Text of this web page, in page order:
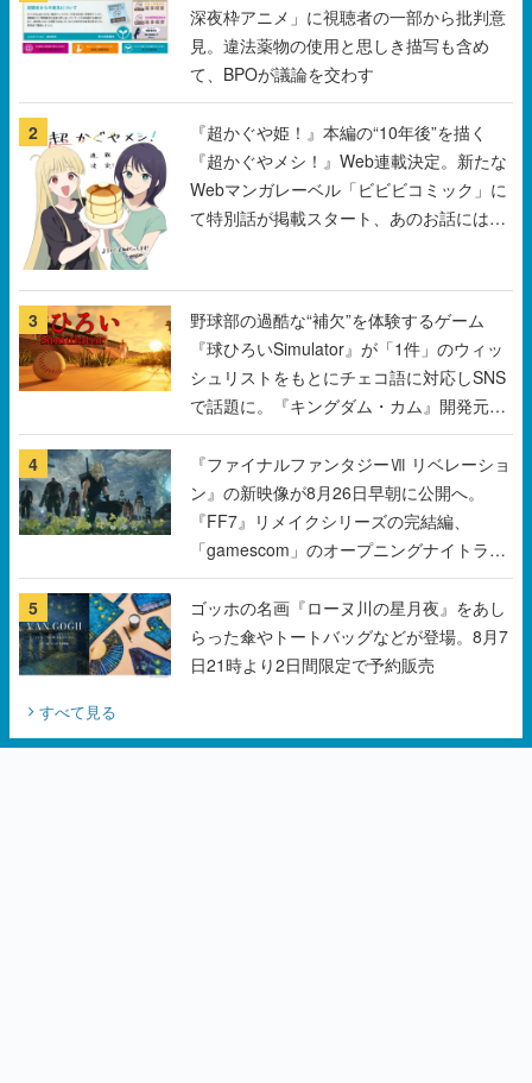
深夜枠アニメ」に視聴者の一部から批判意
見。違法薬物の使用と思しき描写も含め
て、BPOが議論を交わす
2
『超かぐや姫！』本編の“10年後”を描く
『超かぐやメシ！』Web連載決定。新たな
Webマンガレーベル「ビビビコミック」に
て特別話が掲載スタート、あのお話には…
3
野球部の過酷な“補欠”を体験するゲーム
『球ひろいSimulator』が「1件」のウィッ
シュリストをもとにチェコ語に対応しSNS
で話題に。『キングダム・カム』開発元や
チェコのプロ野球選手から称賛の声
4
『ファイナルファンタジーⅦ リベレーショ
ン』の新映像が8月26日早朝に公開へ。
『FF7』リメイクシリーズの完結編、
「gamescom」のオープニングナイトライ
ブにてディレクターの浜口直樹氏が登壇す
る予定
5
ゴッホの名画『ローヌ川の星月夜』をあし
らった傘やトートバッグなどが登場。8月7
日21時より2日間限定で予約販売
すべて見る